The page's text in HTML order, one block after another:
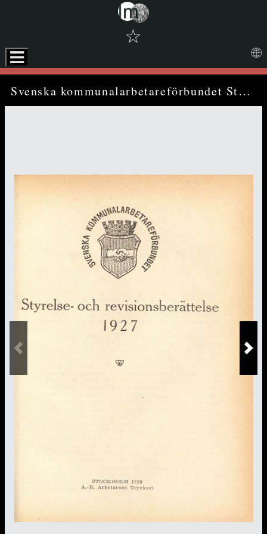
☆
Media Viewer Svenska kommunalarbetareförbundet Styrelse- och revisionsberättelse 1927